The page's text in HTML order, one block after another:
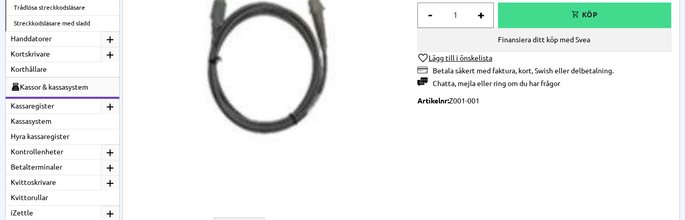
+
-
Lägg till i önskelista
Betala säkert med faktura, kort, Swish eller delbetalning.
Chatta, mejlaellerring om du har frågor
Finansiera ditt köp med Svea
ArtikelnrZ001-001
Trådlösa streckkodsläsare
Streckkodsläsare med sladd
Handdatorer
Kortskrivare
Korthållare
Kassor & kassasystem
Kassaregister
Kassasystem
Hyra kassaregister
Kontrollenheter
Betalterminaler
Kvittoskrivare
Kvittorullar
iZettle